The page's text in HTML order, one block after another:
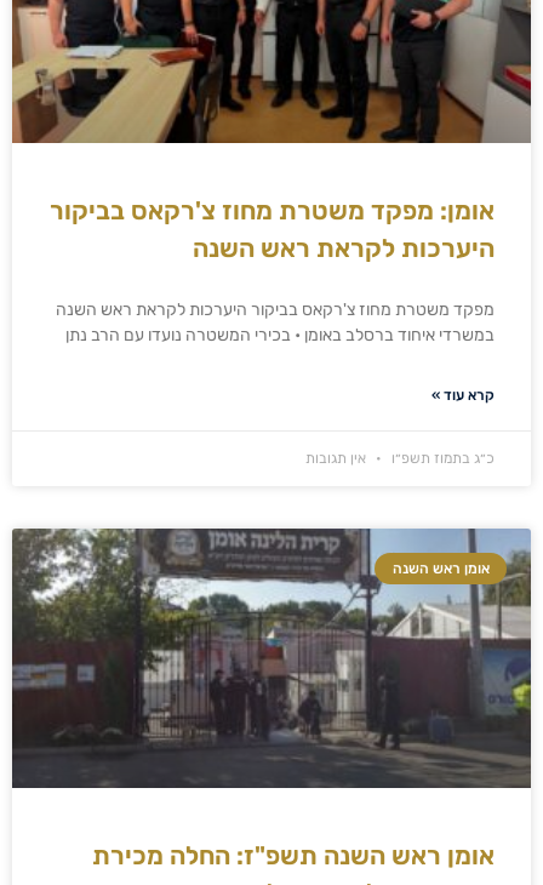
אומן: מפקד משטרת מחוז צ'רקאס בביקור
היערכות לקראת ראש השנה
מפקד משטרת מחוז צ'רקאס בביקור היערכות לקראת ראש השנה
במשרדי איחוד ברסלב באומן • בכירי המשטרה נועדו עם הרב נתן
קרא עוד »
כ״ג בתמוז תשפ״ו אין תגובות
אומן ראש השנה
אומן ראש השנה תשפ"ז: החלה מכירת